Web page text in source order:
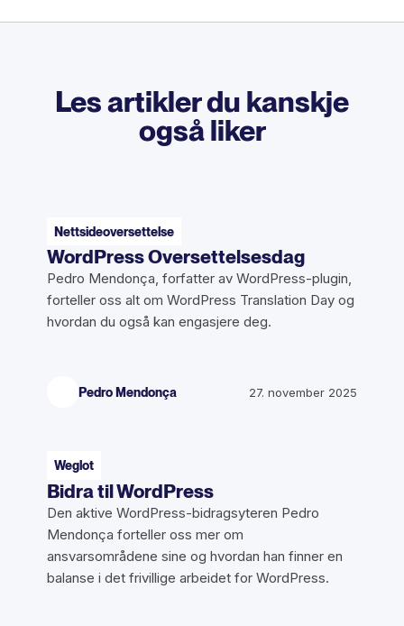
Les artikler du kanskje
også liker
Nettsideoversettelse
WordPress Oversettelsesdag
Pedro Mendonça, forfatter av WordPress-plugin,
forteller oss alt om WordPress Translation Day og
hvordan du også kan engasjere deg.
Pedro Mendonça 27. november 2025
Weglot
Bidra til WordPress
Den aktive WordPress-bidragsyteren Pedro
Mendonça forteller oss mer om
ansvarsområdene sine og hvordan han finner en
balanse i det frivillige arbeidet for WordPress.